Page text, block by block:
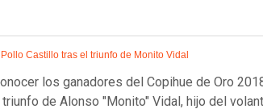
Castillo tras el triunfo de Monito Vidal
los ganadores del Copihue de Oro
de Alonso "Monito" Vidal, hijo del